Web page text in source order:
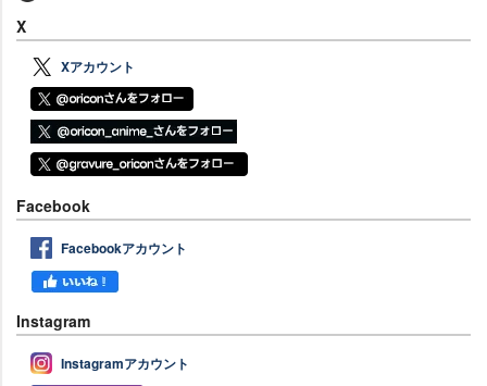
X
Xアカウント
Facebook
Facebookアカウント
Instagram
Instagramアカウント